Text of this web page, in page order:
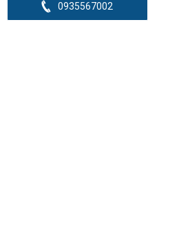
0935567002